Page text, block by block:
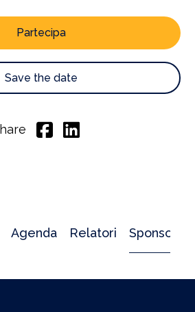
Partecipa
Save the date
Agenda Relatori Sponsor